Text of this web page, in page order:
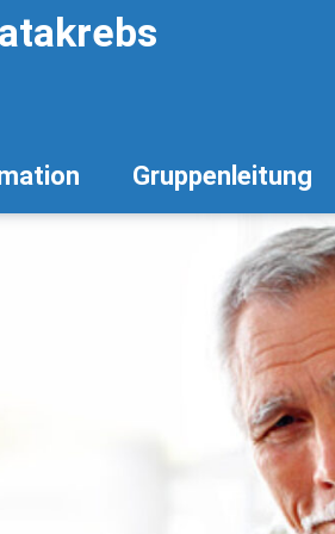
Gruppenleitung